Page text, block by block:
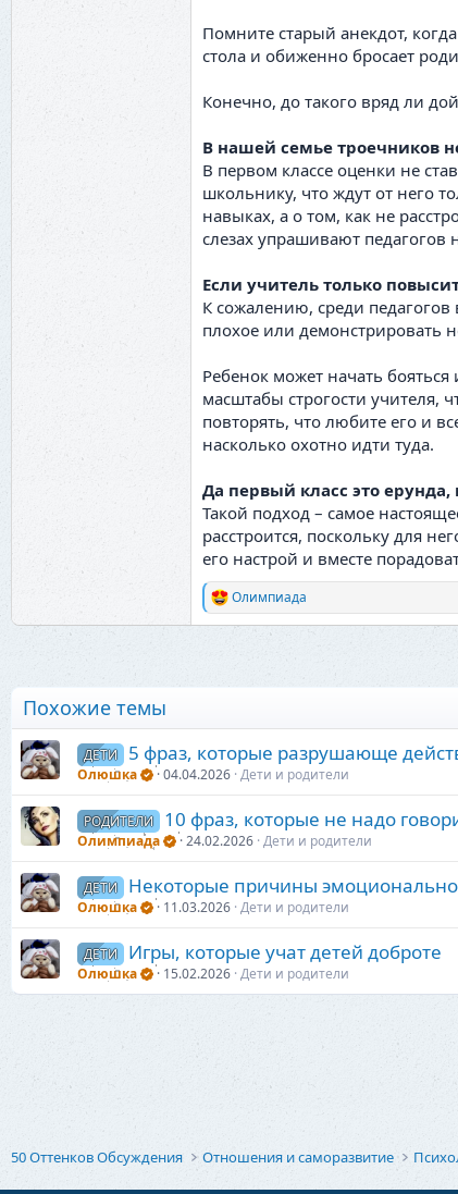
Помните старый анекдот,
стола и обиженно бросает
Конечно, до такого вряд ли
В нашей семье троечников
В первом классе оценки не
школьнику, что ждут от него
навыках, а о том, как не
слезах упрашивают
Если учитель только
К сожалению, среди
плохое или демонстрировать
Ребенок может начать
масштабы строгости учителя,
повторять, что любите его и
насколько охотно идти туда.
Да первый класс это
Такой подход – самое
расстроится, поскольку для
его настрой и вместе
Р
е
и
:
Олимпиада
Похожие темы
ДЕТИ 5 фраз, которые разрушающе
Олюшка 04.04.2026 Дети и родители
РОДИТЕЛИ 10 фраз, которые не надо
Олимпиада 24.02.2026 Дети и родители
ДЕТИ Некоторые причины
Олюшка 11.03.2026 Дети и родители
ДЕТИ Игры, которые учат детей доброте
Олюшка 15.02.2026 Дети и родители
50 Оттенков Обсуждения Отношения и саморазвитие